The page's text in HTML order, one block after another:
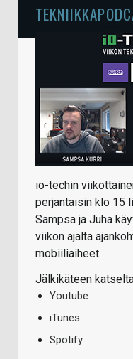
io-techin
perjantaisin klo 15
Sampsa ja Juha
viikon ajalta
mobiiliaiheet.
Jälkikäteen
Youtube
iTunes
Spotify